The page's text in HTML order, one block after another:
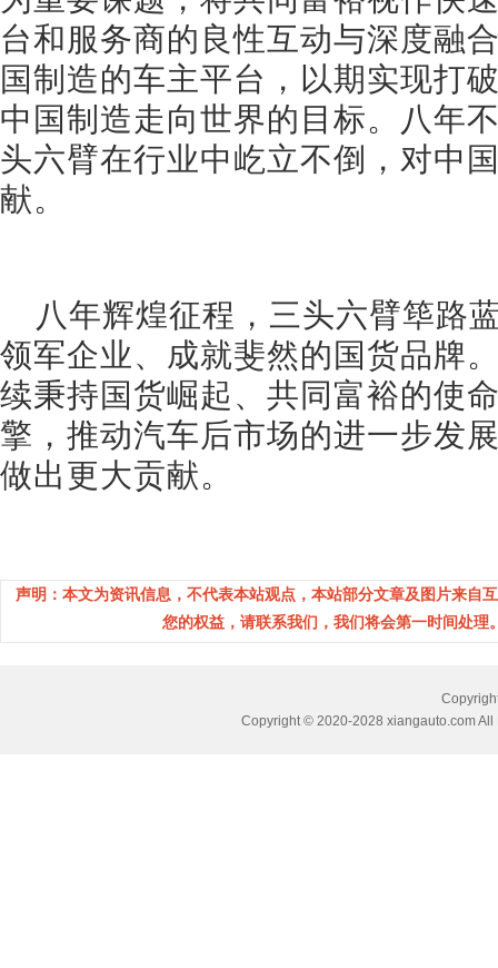
台和服务商的良性互动与深度融
国制造的车主平台，以期实现打
中国制造走向世界的目标。八年
头六臂在行业中屹立不倒，对中
献。
八年辉煌征程，三头六臂筚路
领军企业、成就斐然的国货品牌
续秉持国货崛起、共同富裕的使
擎，推动汽车后市场的进一步发
做出更大贡献。
声明：本文为资讯信息，不代表本站观点，本站部分文章及图片来自
您的权益，请联系我们，我们将会第一时间处
Copyright © 2020-2028 xiangauto.com